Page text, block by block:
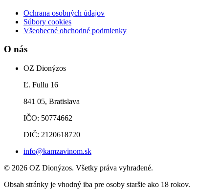
Ochrana osobných údajov
Súbory cookies
Všeobecné obchodné podmienky
O nás
OZ Dionýzos
Ľ. Fullu 16
841 05, Bratislava
IČO: 50774662
DIČ: 2120618720
info@kamzavinom.sk
© 2026 OZ Dionýzos. Všetky práva vyhradené.
Obsah stránky je vhodný iba pre osoby staršie ako 18 rokov.